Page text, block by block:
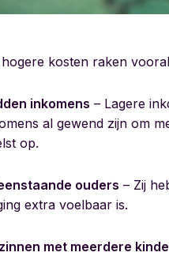
hogere kosten raken
inkomens – Lagere
al gewend zijn om
op.
ouders – Zij
extra voelbaar is.
met meerdere